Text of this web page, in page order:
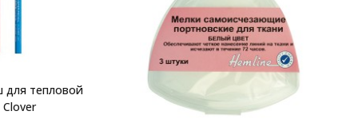
для тепловой